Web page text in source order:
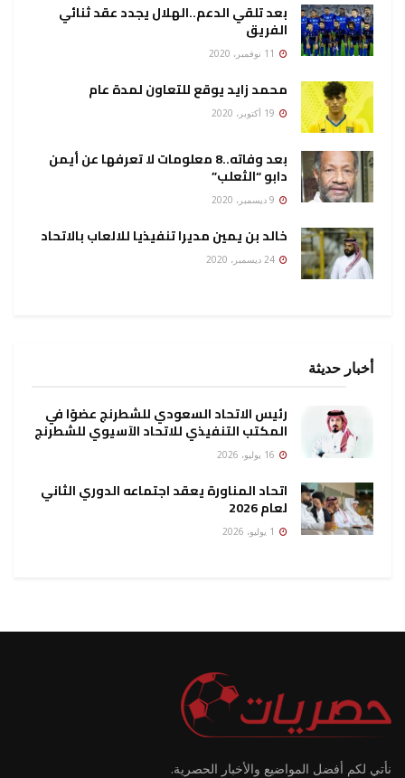
بعد تلقي الدعم..الهلال يجدد عقد ثنائي
الفريق
محمد زايد يوقع للتعاون لمدة عام
بعد وفاته..8 معلومات لا تعرفها عن أيمن
دابو “الثعلب”
خالد بن يمين مديرا تنفيذيا للالعاب بالاتحاد
أخبار حديثة
رئيس الاتحاد السعودي للشطرنج عضوًا في
المكتب التنفيذي للاتحاد الآسيوي للشطرنج
اتحاد المناورة يعقد اجتماعه الدوري الثاني
لعام 2026
نأتي لكم أفضل المواضيع والأخبار الحصرية.